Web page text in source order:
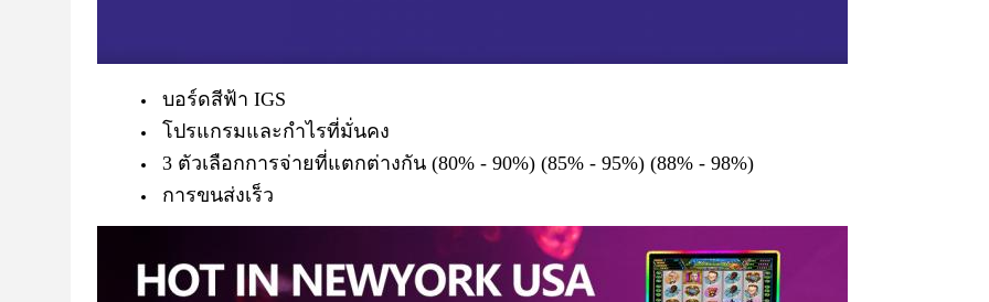
บอร์ดสีฟ้า IGS
โปรแกรมและกําไรที่มั่นคง
3 ตัวเลือกการจ่ายที่แตกต่างกัน (80% - 90%) (85% - 95%) (88% - 98%)
การขนส่งเร็ว